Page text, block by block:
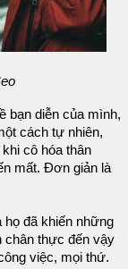
bạn diễn của mình,
cách tự nhiên,
cô hóa thân
mất. Đơn giản là
họ đã khiến những
chân thực đến vậy
việc, mọi thứ.